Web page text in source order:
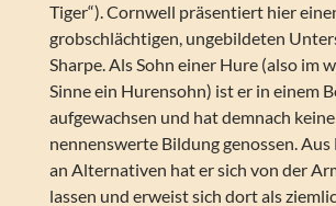
Tiger“). Cornwell präsentiert hier
grobschlächtigen, ungebildeten
Sharpe. Als Sohn einer Hure (also im
Sinne ein Hurensohn) ist er in einem
aufgewachsen und hat demnach keine
nennenswerte Bildung genossen. Aus
an Alternativen hat er sich von der
lassen und erweist sich dort als